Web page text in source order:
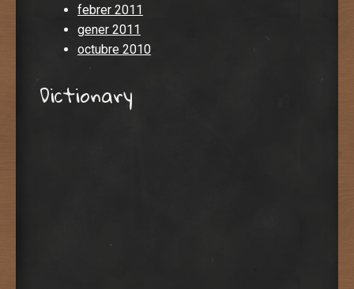
febrer 2011
gener 2011
octubre 2010
Dictionary